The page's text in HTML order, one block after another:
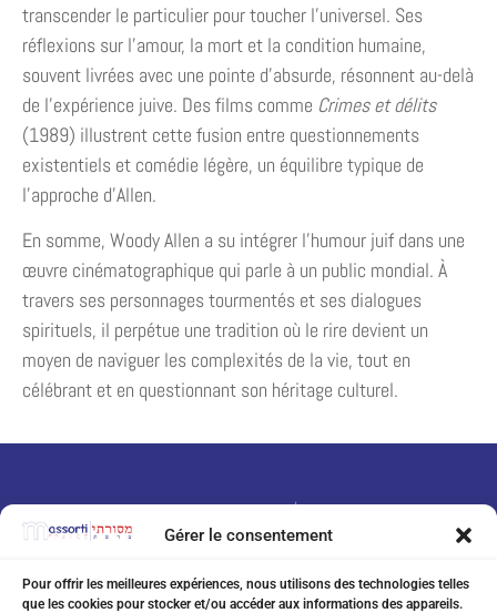
Gérer le consentement
Pour offrir les meilleures expériences, nous utilisons des technologies telles
que les cookies pour stocker et/ou accéder aux informations des appareils.
transcender le particulier pour toucher l’universel. Ses
réflexions sur l’amour, la mort et la condition humaine,
souvent livrées avec une pointe d’absurde, résonnent au-delà
de l’expérience juive. Des films comme Crimes et délits
(1989) illustrent cette fusion entre questionnements
existentiels et comédie légère, un équilibre typique de
l’approche d’Allen.
En somme, Woody Allen a su intégrer l’humour juif dans une
œuvre cinématographique qui parle à un public mondial. À
travers ses personnages tourmentés et ses dialogues
spirituels, il perpétue une tradition où le rire devient un
moyen de naviguer les complexités de la vie, tout en
célébrant et en questionnant son héritage culturel.